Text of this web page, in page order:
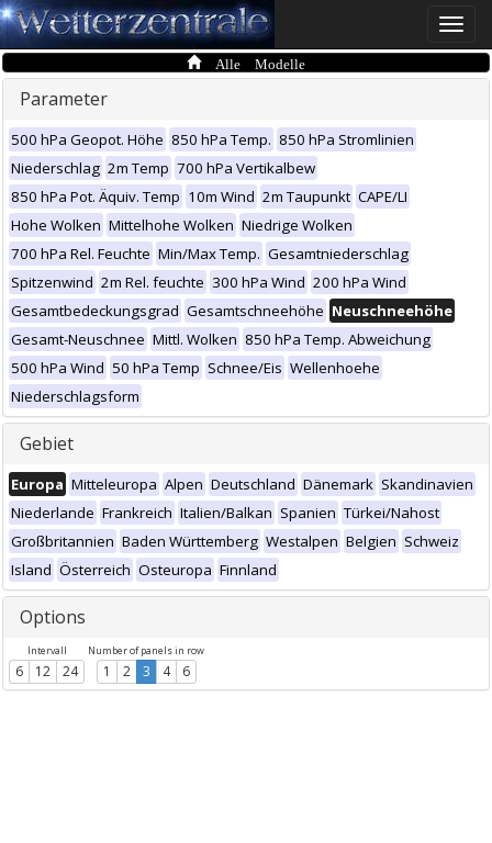
Toggle
Alle Modelle
Parameter
500 hPa Geopot. Höhe 850 hPa Temp. 850 hPa Stromlinien
Niederschlag 2m Temp 700 hPa Vertikalbew
850 hPa Pot. Äquiv. Temp 10m Wind 2m Taupunkt CAPE/LI
Hohe Wolken Mittelhohe Wolken Niedrige Wolken
700 hPa Rel. Feuchte Min/Max Temp. Gesamtniederschlag
Spitzenwind 2m Rel. feuchte 300 hPa Wind 200 hPa Wind
Gesamtbedeckungsgrad Gesamtschneehöhe Neuschneehöhe
Gesamt-Neuschnee Mittl. Wolken 850 hPa Temp. Abweichung
500 hPa Wind 50 hPa Temp Schnee/Eis Wellenhoehe
Niederschlagsform
Gebiet
Europa Mitteleuropa Alpen Deutschland Dänemark Skandinavien
Niederlande Frankreich Italien/Balkan Spanien Türkei/Nahost
Großbritannien Baden Württemberg Westalpen Belgien Schweiz
Island Österreich Osteuropa Finnland
Options
Intervall
6 12 24
Number of panels in row
1 2 3 4 6